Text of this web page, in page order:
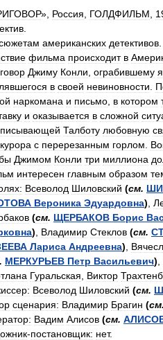
», Россия ГОЛДФИЛЬМ
американских детективов
фильма происходит в
Джиму Конли ограбившему
в своей невиновности
наркомана и письмо в котором
и оказывается в сложной
Талботу любовную
с перерезанным горлом
Джимом Конли три миллиона
интересен главным образом
Всеволод Шиловский (см.
Вероника Эдуардовна)
(см. ЩЕРБАКОВ Борис
) Владимир Стеклов (см.
Лариса Андреевна)
. МЕРКУРЬЕВ Петр Васильевич)
Гуральская Виктор
Всеволод Шиловский (см.
сценария: Владимир Брагин (см.
Вадим Алисов (см.
-постановщик: нет.